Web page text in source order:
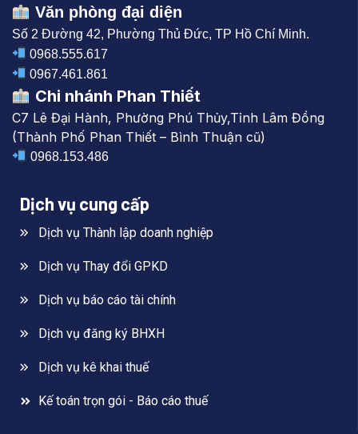
Văn phòng đại diện
Số 2 Đường 42, Phường Thủ Đức, TP Hồ Chí Minh.
0968.555.617
0967.461.861
Chi nhánh Phan Thiết
C7 Lê Đại Hành, Phường Phú Thủy,Tỉnh Lâm Đồng
(Thành Phố Phan Thiết – Bình Thuận cũ)
0968.153.486
Dịch vụ cung cấp
Dịch vụ Thành lập doanh nghiệp
Dịch vụ Thay đổi GPKD
Dịch vụ báo cáo tài chính
Dịch vụ đăng ký BHXH
Dịch vụ kê khai thuế
Kế toán trọn gói - Báo cáo thuế